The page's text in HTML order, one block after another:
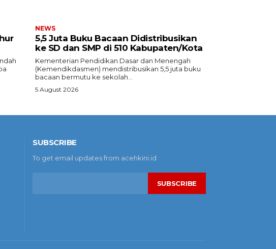
NEWS
5,5 Juta Buku Bacaan Didistribusikan
ke SD dan SMP di 510 Kabupaten/Kota
Kementerian Pendidikan Dasar dan Menengah
(Kemendikdasmen) mendistribusikan 5,5 juta buku
bacaan bermutu ke sekolah...
5 August 2026
SUBSCRIBE
To get email updates from acehkini.id
SUBSCRIBE